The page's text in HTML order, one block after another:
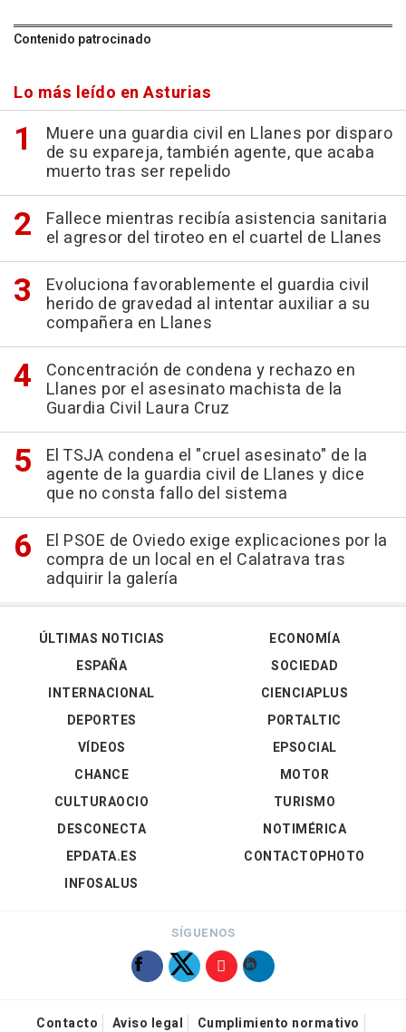
Contenido patrocinado
Lo más leído en Asturias
Muere una guardia civil en Llanes por disparo
de su expareja, también agente, que acaba
muerto tras ser repelido
Fallece mientras recibía asistencia sanitaria
el agresor del tiroteo en el cuartel de Llanes
Evoluciona favorablemente el guardia civil
herido de gravedad al intentar auxiliar a su
compañera en Llanes
Concentración de condena y rechazo en
Llanes por el asesinato machista de la
Guardia Civil Laura Cruz
El TSJA condena el "cruel asesinato" de la
agente de la guardia civil de Llanes y dice
que no consta fallo del sistema
El PSOE de Oviedo exige explicaciones por la
compra de un local en el Calatrava tras
adquirir la galería
ÚLTIMAS NOTICIAS
ESPAÑA
INTERNACIONAL
DEPORTES
VÍDEOS
ECONOMÍA
SOCIEDAD
CIENCIAPLUS
PORTALTIC
EPSOCIAL
CHANCE
CULTURAOCIO
DESCONECTA
EPDATA.ES
INFOSALUS
MOTOR
TURISMO
NOTIMÉRICA
CONTACTOPHOTO
SÍGUENOS
Contacto Aviso legal Cumplimiento normativo